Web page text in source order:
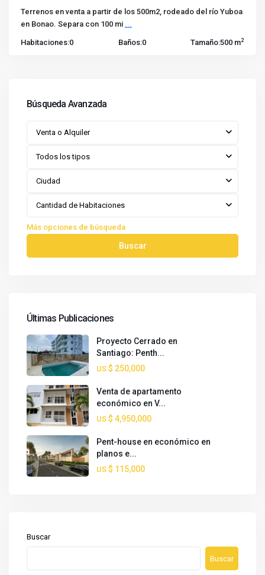
Terrenos en venta a partir de los 500m2, rodeado del río Yuboa
en Bonao. Separa con 100 mi ...
Habitaciones:0 Baños:0 Tamaño:500 m2
Búsqueda Avanzada
Venta o Alquiler
Todos los tipos
Ciudad
Cantidad de Habitaciones
Más opciones de búsqueda
Buscar
Últimas Publicaciones
Proyecto Cerrado en
Santiago: Penth...
US $ 250,000
Venta de apartamento
económico en V...
US $ 4,950,000
Pent-house en económico en
planos e...
US $ 115,000
Buscar
Buscar